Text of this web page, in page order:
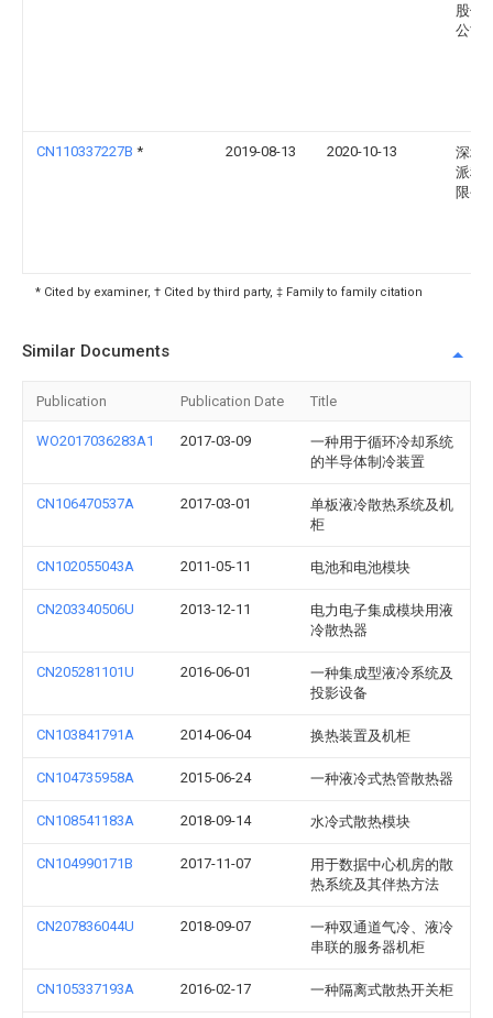
股份
公司
CN110337227B * 2019-08-13 2020-10-13
深圳
派科
限公
* Cited by examiner, † Cited by third party, ‡ Family to family citation
Similar Documents
Publication Publication Date Title
WO2017036283A1 2017-03-09
一种用于循环冷却系统
的半导体制冷装置
CN106470537A 2017-03-01
单板液冷散热系统及机
柜
CN102055043A 2011-05-11 电池和电池模块
CN203340506U 2013-12-11
电力电子集成模块用液
冷散热器
CN205281101U 2016-06-01
一种集成型液冷系统及
投影设备
CN103841791A 2014-06-04 换热装置及机柜
CN104735958A 2015-06-24 一种液冷式热管散热器
CN108541183A 2018-09-14 水冷式散热模块
CN104990171B 2017-11-07
用于数据中心机房的散
热系统及其伴热方法
CN207836044U 2018-09-07
一种双通道气冷、液冷
串联的服务器机柜
CN105337193A 2016-02-17 一种隔离式散热开关柜